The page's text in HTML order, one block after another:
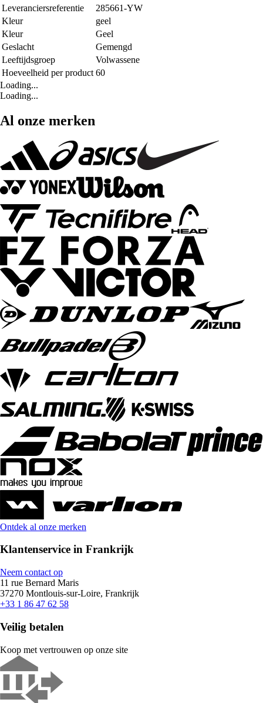
Leveranciersreferentie
285661-YW
Kleur
geel
Kleur
Geel
Geslacht
Gemengd
Leeftijdsgroep
Volwassene
Hoeveelheid per product 60
Loading...
Loading...
Al onze merken
Ontdek al onze merken
Klantenservice in Frankrijk
Neem contact op
11 rue Bernard Maris
37270 Montlouis-sur-Loire, Frankrijk
+33 1 86 47 62 58
Veilig betalen
Koop met vertrouwen op onze site